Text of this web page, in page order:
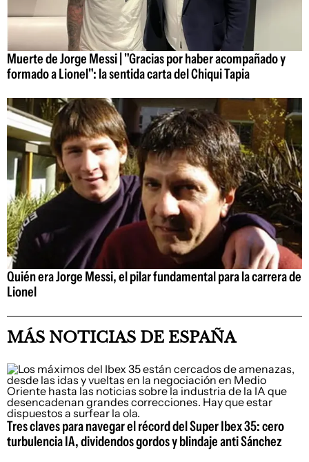
Muerte de Jorge Messi | "Gracias por haber acompañado y
formado a Lionel": la sentida carta del Chiqui Tapia
Quién era Jorge Messi, el pilar fundamental para la carrera de
Lionel
MÁS NOTICIAS DE ESPAÑA
Tres claves para navegar el récord del Super Ibex 35: cero
turbulencia IA, dividendos gordos y blindaje anti Sánchez